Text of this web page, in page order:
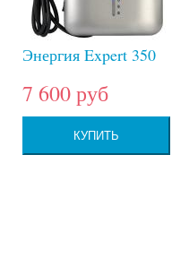
Энергия Expert 350
7 600 руб
КУПИТЬ